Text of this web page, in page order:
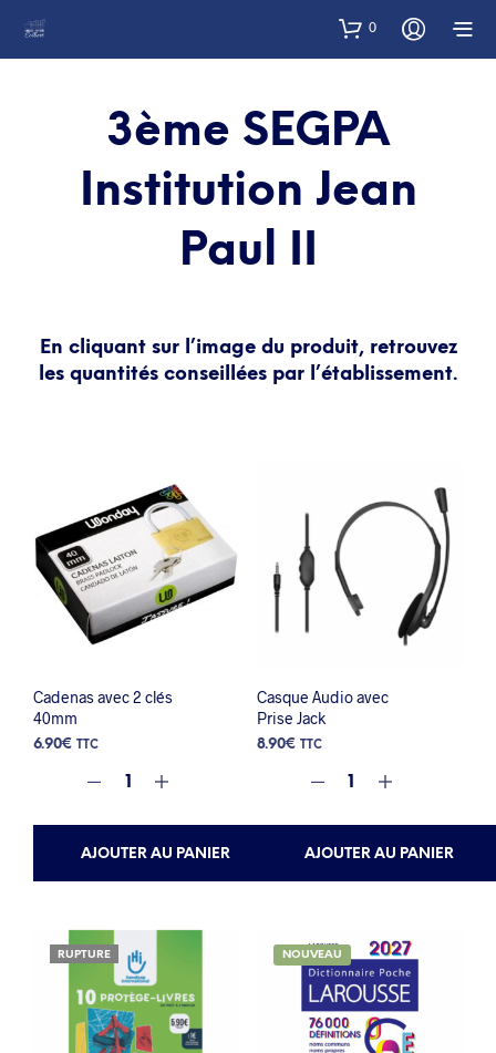
0
3ème SEGPA
Institution Jean
Paul II
En cliquant sur l’image du produit, retrouvez
les quantités conseillées par l’établissement.
Cadenas avec 2 clés
40mm
6.90€ TTC
AJOUTER AU PANIER
Casque Audio avec
Prise Jack
8.90€ TTC
AJOUTER AU PANIER
RUPTURE NOUVEAU